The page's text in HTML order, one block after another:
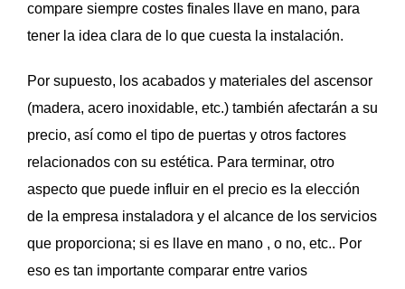
compare siempre costes finales llave en mano, para
tener la idea clara de lo que cuesta la instalación.
Por supuesto, los acabados y materiales del ascensor
(madera, acero inoxidable, etc.) también afectarán a su
precio, así como el tipo de puertas y otros factores
relacionados con su estética. Para terminar, otro
aspecto que puede influir en el precio es la elección
de la empresa instaladora y el alcance de los servicios
que proporciona; si es llave en mano , o no, etc.. Por
eso es tan importante comparar entre varios